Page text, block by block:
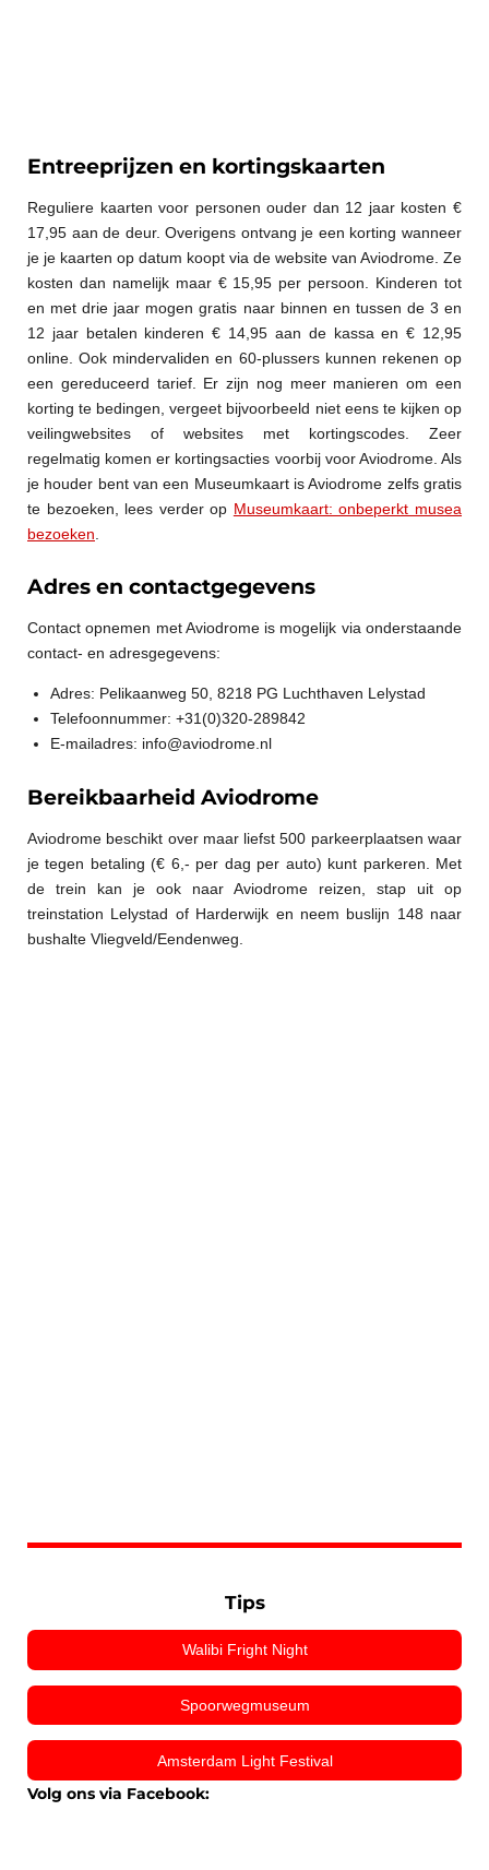
Entreeprijzen en kortingskaarten
Reguliere kaarten voor personen ouder dan 12 jaar kosten €
17,95 aan de deur. Overigens ontvang je een korting wanneer
je je kaarten op datum koopt via de website van Aviodrome. Ze
kosten dan namelijk maar € 15,95 per persoon. Kinderen tot
en met drie jaar mogen gratis naar binnen en tussen de 3 en
12 jaar betalen kinderen € 14,95 aan de kassa en € 12,95
online. Ook mindervaliden en 60-plussers kunnen rekenen op
een gereduceerd tarief. Er zijn nog meer manieren om een
korting te bedingen, vergeet bijvoorbeeld niet eens te kijken op
veilingwebsites of websites met kortingscodes. Zeer
regelmatig komen er kortingsacties voorbij voor Aviodrome. Als
je houder bent van een Museumkaart is Aviodrome zelfs gratis
te bezoeken, lees verder op Museumkaart: onbeperkt musea
bezoeken
Adres en contactgegevens
Contact opnemen met Aviodrome is mogelijk via onderstaande
contact- en adresgegevens:
Adres: Pelikaanweg 50, 8218 PG Luchthaven Lelystad
Telefoonnummer: +31(0)320-289842
E-mailadres: info@aviodrome.nl
Bereikbaarheid Aviodrome
Aviodrome beschikt over maar liefst 500 parkeerplaatsen waar
je tegen betaling (€ 6,- per dag per auto) kunt parkeren. Met
de trein kan je ook naar Aviodrome reizen, stap uit op
treinstation Lelystad of Harderwijk en neem buslijn 148 naar
bushalte Vliegveld/Eendenweg.
Tips
Walibi Fright Night
Spoorwegmuseum
Amsterdam Light Festival
Volg ons via Facebook: